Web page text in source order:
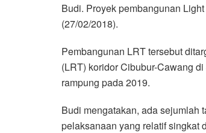
Budi. Proyek pembangunan
(27/02/2018).
Pembangunan LRT tersebut
(LRT) koridor Cibubur-Cawang
rampung pada 2019.
Budi mengatakan, ada sejumlah
pelaksanaan yang relatif singkat